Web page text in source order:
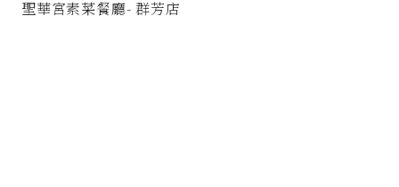
聖華宮素菜餐廳- 群芳店